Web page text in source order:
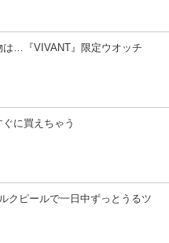
は…『VIVANT』限定ウオッチ
に買えちゃう
クピールで一日中ずっとうるツ